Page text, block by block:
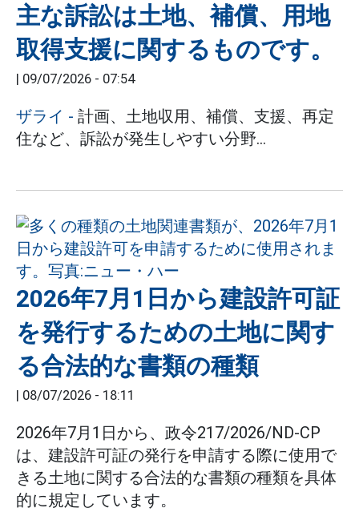
主な訴訟は土地、補償、用地
取得支援に関するものです。
| 09/07/2026 - 07:54
ザライ - 計画、土地収用、補償、支援、再定
住など、訴訟が発生しやすい分野...
2026年7月1日から建設許可証
を発行するための土地に関す
る合法的な書類の種類
| 08/07/2026 - 18:11
2026年7月1日から、政令217/2026/ND-CP
は、建設許可証の発行を申請する際に使用で
きる土地に関する合法的な書類の種類を具体
的に規定しています。